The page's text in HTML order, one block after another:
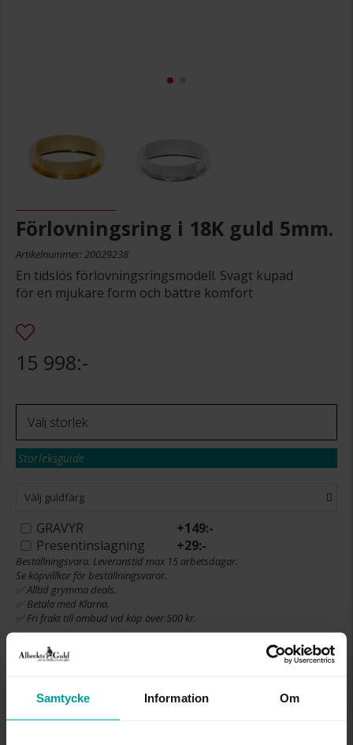
Samtycke Information Om
Förlovningsring i 18K guld 5mm.
Artikelnummer: 20029238
En tidslös förlovningsringsmodell. Svagt kupad
för en mjukare form och bättre komfort
15 998:-
Storleksguide
Välj guldfärg
GRAVYR +149:-
Presentinslagning
+29:-
Beställningsvara. Leveranstid max 15 arbetsdagar.
Se köpvillkor för beställningsvaror.
✅ Alltid grymma deals.
✅ Betala med Klarna.
✅ Fri frakt till ombud vid köp över 500 kr.
VÄLJ STORLEK FÖR ATT LÄGGA I